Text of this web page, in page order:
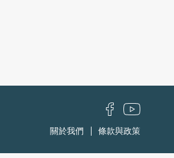
關於我們
條款與政策